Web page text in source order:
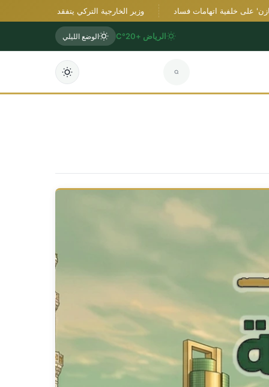
خلفية اتهامات فساد وزير الخارجية التركي يتفقد معرضًا فوتوغرافيًا
الرياض +20°C الوضع الليلي